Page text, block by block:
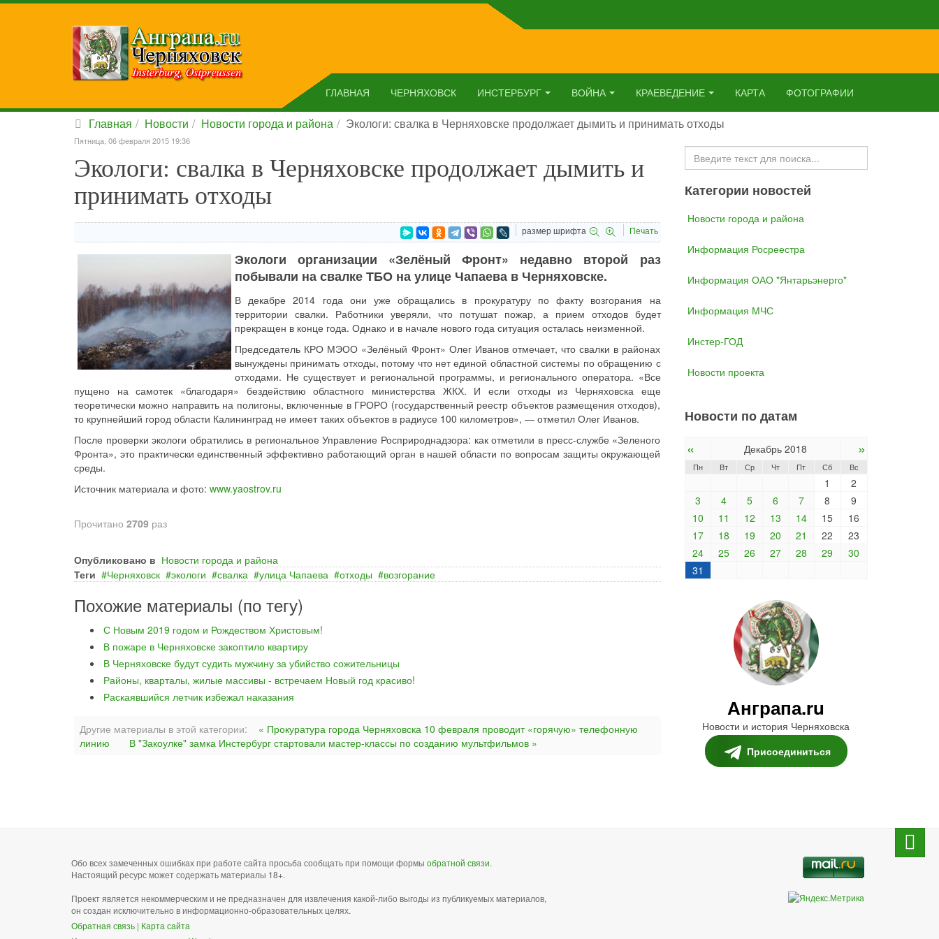
ГЛАВНАЯ ЧЕРНЯХОВСК ИНСТЕРБУРГ ВОЙНА КРАЕВЕДЕНИЕ КАРТА ФОТОГРАФИИ
Главная Новости Новости города и района Экологи: свалка в Черняховске продолжает дымить и принимать отходы
Пятница, 06 февраля 2015 19:36
Экологи: свалка в Черняховске продолжает дымить и
принимать отходы
размер шрифта Печать
Экологи организации «Зелёный Фронт» недавно второй раз
побывали на свалке ТБО на улице Чапаева в Черняховске.
В декабре 2014 года они уже обращались в прокуратуру по факту возгорания на
территории свалки. Работники уверяли, что потушат пожар, а прием отходов будет
прекращен в конце года. Однако и в начале нового года ситуация осталась неизменной.
Председатель КРО МЭОО «Зелёный Фронт» Олег Иванов отмечает, что свалки в районах
вынуждены принимать отходы, потому что нет единой областной системы по обращению с
отходами. Не существует и региональной программы, и регионального оператора. «Все
пущено на самотек «благодаря» бездействию областного министерства ЖКХ. И если отходы из Черняховска еще
теоретически можно направить на полигоны, включенные в ГРОРО (государственный реестр объектов размещения отходов),
то крупнейший город области Калининград не имеет таких объектов в радиусе 100 километров», ― отметил Олег Иванов.
После проверки экологи обратились в региональное Управление Росприроднадзора: как отметили в пресс-службе «Зеленого
Фронта», это практически единственный эффективно работающий орган в нашей области по вопросам защиты окружающей
среды.
Источник материала и фото: www.yaostrov.ru
Прочитано 2709 раз
Опубликовано в Новости города и района
Теги
Черняховск экологи свалка улица Чапаева отходы возгорание
Похожие материалы (по тегу)
С Новым 2019 годом и Рождеством Христовым!
В пожаре в Черняховске закоптило квартиру
В Черняховске будут судить мужчину за убийство сожительницы
Районы, кварталы, жилые массивы - встречаем Новый год красиво!
Раскаявшийся летчик избежал наказания
Другие материалы в этой категории:
« Прокуратура города Черняховска 10 февраля проводит «горячую» телефонную
линию
В "Закоулке" замка Инстербург стартовали мастер-классы по созданию мультфильмов »
Искать...
Категории новостей
Новости города и района
Информация Росреестра
Информация ОАО "Янтарьэнерго"
Информация МЧС
Инстер-ГОД
Новости проекта
Новости по датам
« Декабрь 2018 »
Пн Вт Ср Чт Пт Сб Вс
1
2
3
4 5 6 7 8
9
10
11 12 13 14 15
16
17
18 19 20 21 22
23
24
25 26 27 28 29
30
31
Анграпа.ru
Новости и история Черняховска
Присоединиться
Обо всех замеченных ошибках при работе сайта просьба сообщать при помощи формы обратной связи.
Настоящий ресурс может содержать материалы 18+.
Проект является некоммерческим и не предназначен для извлечения какой-либо выгоды из публикуемых материалов,
он создан исключительно в информационно-образовательных целях.
Обратная связь | Карта сайта